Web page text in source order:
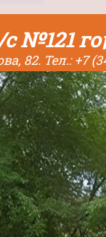
№121
82. Тел.: +7